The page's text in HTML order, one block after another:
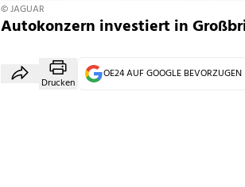
© JAGUAR
Autokonzern investiert in
Drucken
OE24 AUF GOOGLE BEVORZUGEN